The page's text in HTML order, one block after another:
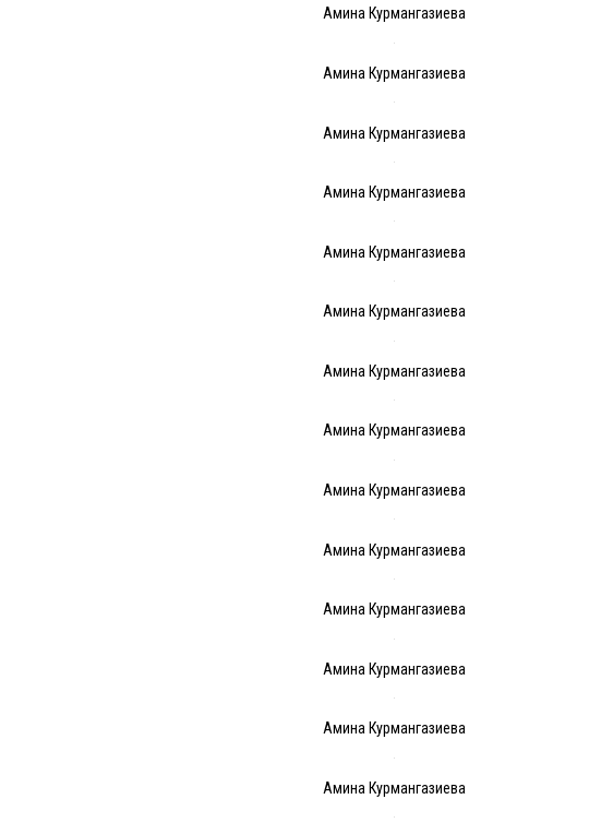
Амина Курмангазиева
Амина Курмангазиева
Амина Курмангазиева
Амина Курмангазиева
Амина Курмангазиева
Амина Курмангазиева
Амина Курмангазиева
Амина Курмангазиева
Амина Курмангазиева
Амина Курмангазиева
Амина Курмангазиева
Амина Курмангазиева
Амина Курмангазиева
Амина Курмангазиева